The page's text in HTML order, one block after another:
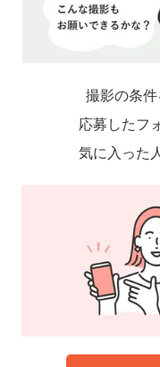
撮影の条件
応募したフ
気に入った